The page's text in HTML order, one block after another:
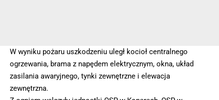
W wyniku pożaru uszkodzeniu uległ kocioł centralnego
ogrzewania, brama z napędem elektrycznym, okna, układ
zasilania awaryjnego, tynki zewnętrzne i elewacja
zewnętrzna.